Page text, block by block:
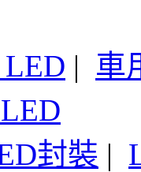
| 車
封裝 |